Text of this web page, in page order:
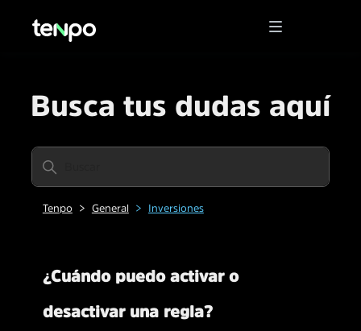
Busca tus dudas aquí
Tenpo General Inversiones
¿Cuándo puedo activar o
desactivar una regla?